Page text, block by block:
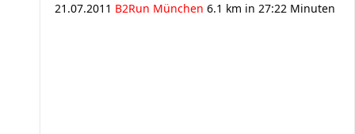
21.07.2011 B2Run München 6.1 km in 27:22 Minuten